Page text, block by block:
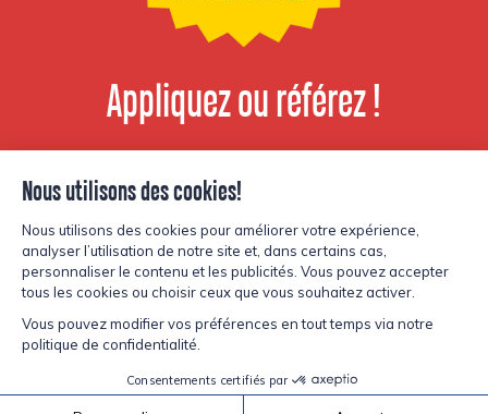
Appliquez ou référez !
Voir les postes
disponibles
© Copyright Lesters 2026Politique de confidentialitéSite parKryzalid